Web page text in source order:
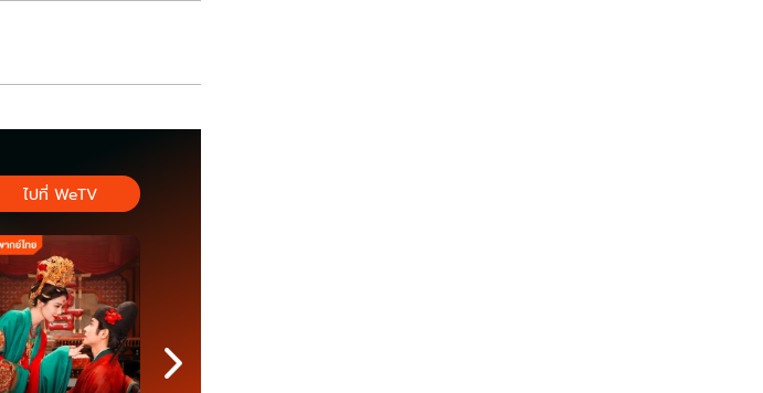
ไปที่ WeTV